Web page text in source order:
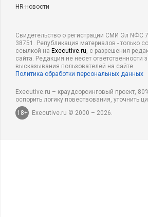
HR-новости
Свидетельство о регистрации СМИ Эл NФС
38751. Републикация материалов - только со
ссылкой на Executive.ru, с разрешения
сайта. Редакция не несет ответственности
высказывания пользователей на сайте.
Политика обработки персональных данных
Executive.ru – краудсорсинговый проект,
оспорить логику повествования,
18+
Executive.ru © 2000 – 2026.